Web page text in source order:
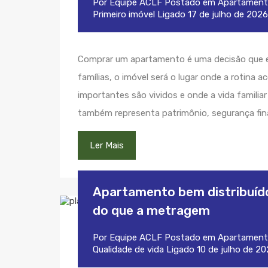
Por Equipe ACLF Postado em
Primeiro imóvel Ligado 17 de julho de 2026
Comprar um apartamento é uma decisão
famílias, o imóvel será o lugar onde a rotina
importantes são vividos e onde a vida
também representa patrimônio, segurança
Ler Mais
Apartamento bem
do que a metragem
Por Equipe ACLF Postado em
Qualidade de vida Ligado 10 de julho de